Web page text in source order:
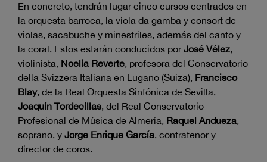
En concreto, tendrán lugar cinco cursos centrados en
la orquesta barroca, la viola da gamba y consort de
violas, sacabuche y minestriles, además del canto y
la coral. Estos estarán conducidos porJosé Vélez,
violinista, Noelia Reverte, profesora del Conservatorio
della Svizzera Italiana en Lugano (Suiza), Francisco
Blay, de la Real Orquesta Sinfónica de Sevilla,
Joaquín Tordecillas, del Real Conservatorio
Profesional de Música de Almería, Raquel Andueza,
soprano, y Jorge Enrique García, contratenor y
director de coros.